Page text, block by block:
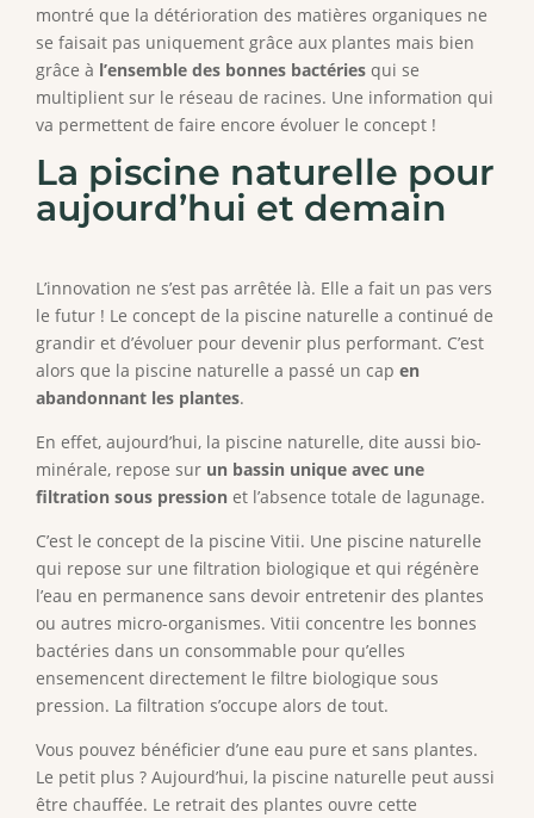
montré que la détérioration des matières organiques ne
se faisait pas uniquement grâce aux plantes mais bien
grâce à l’ensemble des bonnes bactéries qui se
multiplient sur le réseau de racines. Une information qui
va permettent de faire encore évoluer le concept !
La piscine naturelle pour
aujourd’hui et demain
L’innovation ne s’est pas arrêtée là. Elle a fait un pas vers
le futur ! Le concept de la piscine naturelle a continué de
grandir et d’évoluer pour devenir plus performant. C’est
alors que la piscine naturelle a passé un cap en
abandonnant les plantes.
En effet, aujourd’hui, la piscine naturelle, dite aussi bio-
minérale, repose sur un bassin unique avec une
filtration sous pression et l’absence totale de lagunage.
C’est le concept de la piscine Vitii. Une piscine naturelle
qui repose sur une filtration biologique et qui régénère
l’eau en permanence sans devoir entretenir des plantes
ou autres micro-organismes. Vitii concentre les bonnes
bactéries dans un consommable pour qu’elles
ensemencent directement le filtre biologique sous
pression. La filtration s’occupe alors de tout.
Vous pouvez bénéficier d’une eau pure et sans plantes.
Le petit plus ? Aujourd’hui, la piscine naturelle peut aussi
être chauffée. Le retrait des plantes ouvre cette